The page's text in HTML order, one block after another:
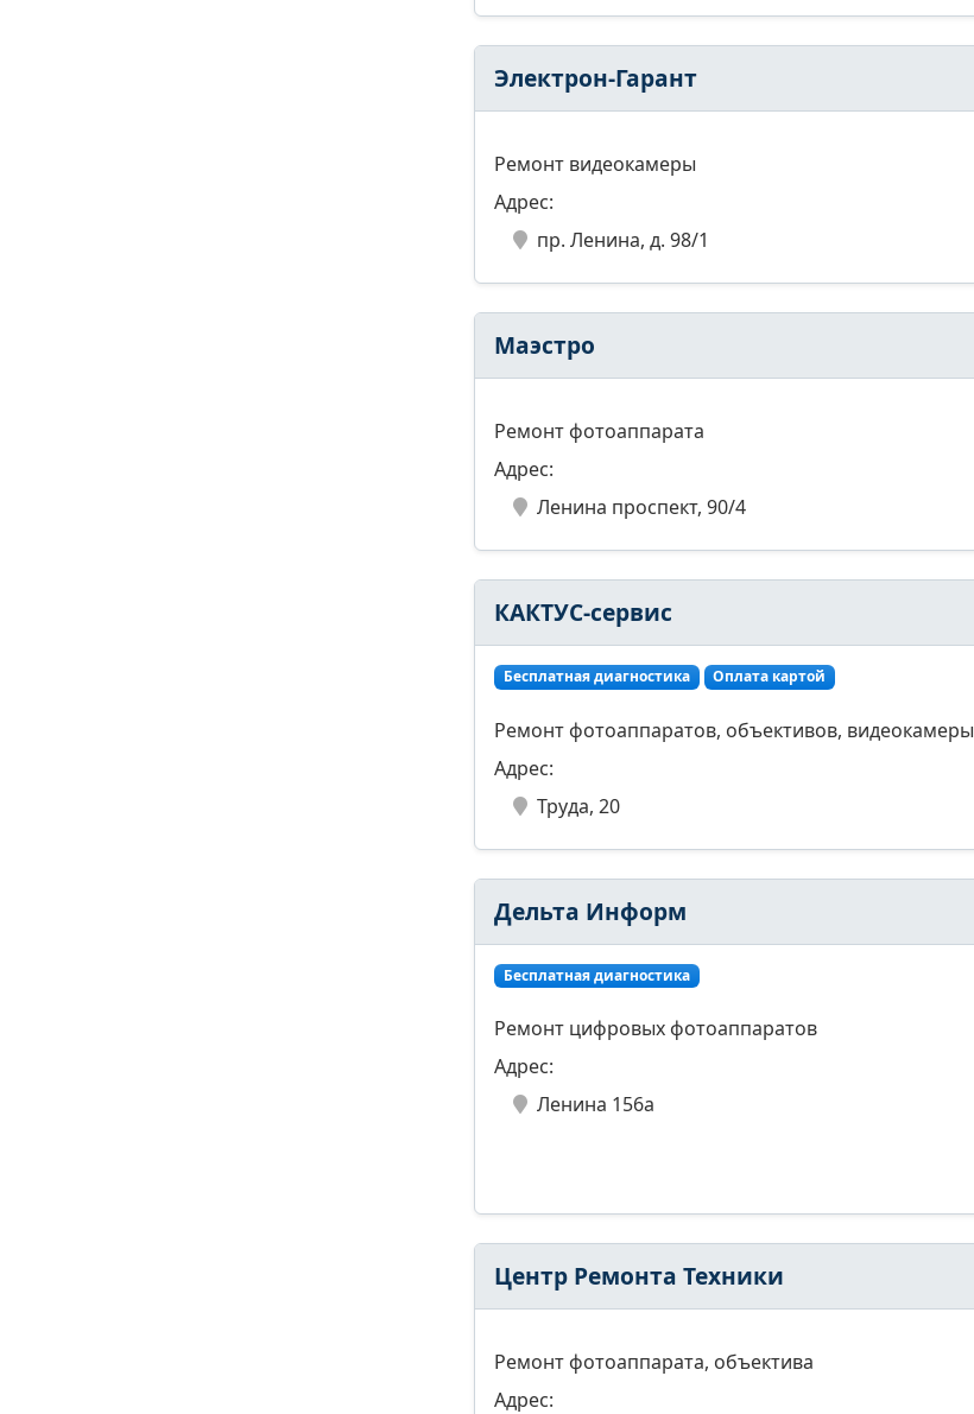
Электрон-Гарант
Ремонт видеокамеры
Адрес:
пр. Ленина, д. 98/1
Маэстро
Ремонт фотоаппарата
Адрес:
Ленина проспект, 90/4
КАКТУС-сервис
Бесплатная диагностика Оплата картой
Ремонт фотоаппаратов, объективов, видеокамеры
Адрес:
Труда, 20
Дельта Информ
Бесплатная диагностика
Ремонт цифровых фотоаппаратов
Адрес:
Ленина 156а
Центр Ремонта Техники
Ремонт фотоаппарата, объектива
Адрес: